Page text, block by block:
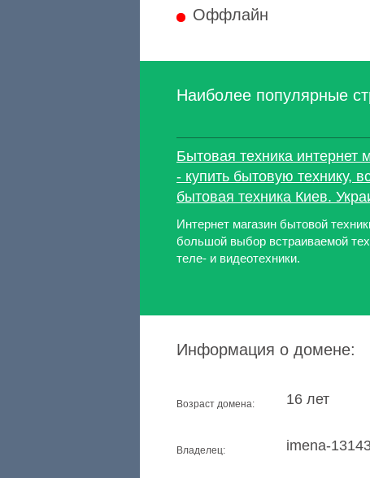
Оффлайн
Наиболее популярные
Бытовая техника интернет
- купить бытовую технику,
бытовая техника Киев.
Интернет магазин бытовой
большой выбор встраиваемой
теле- и видеотехники.
Информация о домене:
Возраст домена: 16 лет
Владелец: imena-